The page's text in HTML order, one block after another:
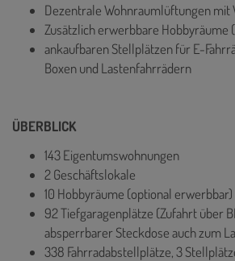
Dezentrale Wohnraumlüftungen mit
Zusätzlich erwerbbare Hobbyräume
ankaufbaren Stellplätzen für E-
Boxen und Lastenfahrrädern
ÜBERBLICK
143 Eigentumswohnungen
2 Geschäftslokale
10 Hobbyräume (optional erwerbbar)
92 Tiefgaragenplätze (Zufahrt über
absperrbarer Steckdose auch zum
338 Fahrradabstellplätze, 3